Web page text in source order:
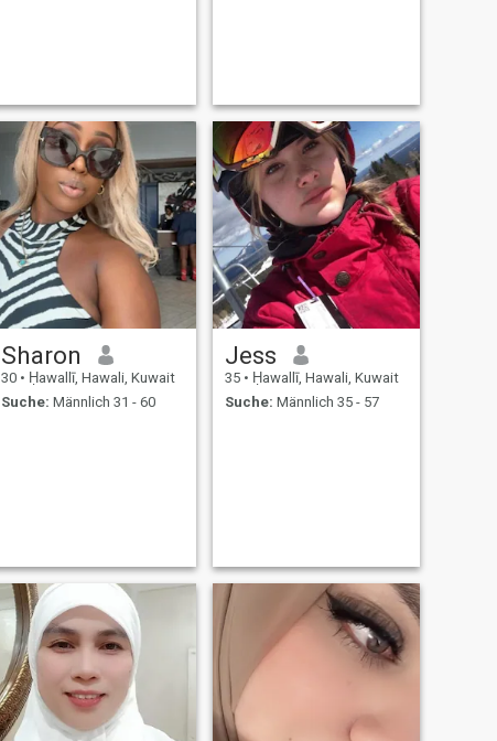
Sharon
30 • Ḥawallī, Hawali, Kuwait
Suche: Männlich 31 - 60
Jess
35 • Ḥawallī, Hawali, Kuwait
Suche: Männlich 35 - 57